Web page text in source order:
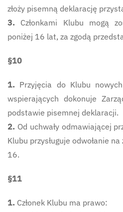
złoży pisemną deklarację
3.
Członkami Klubu mogą
poniżej 16 lat, za zgodą
§10
1. Przyjęcia do Klubu
wspierających dokonuje
podstawie pisemnej deklaracji.
2. Od uchwały odmawiającej
Klubu przysługuje odwołanie
16.
§11
1. Członek Klubu ma prawo: